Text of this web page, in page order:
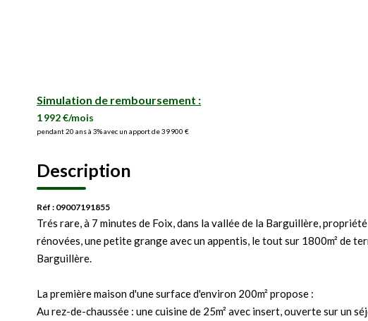
Simulation de remboursement :
1 992 €/mois
pendant 20 ans à 3% avec un apport de 39 900 €
Description
Réf : 09007191855
Trés rare, à 7 minutes de Foix, dans la vallée de la Barguillère,
rénovées, une petite grange avec un appentis, le tout sur 1800m² de
Barguillère.
La première maison d'une surface d'environ 200m² propose :
Au rez-de-chaussée : une cuisine de 25m² avec insert, ouverte sur un